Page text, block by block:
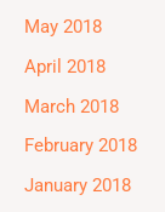
May 2018
April 2018
March 2018
February 2018
January 2018